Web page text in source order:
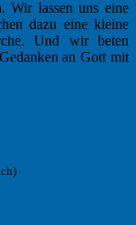
Wir lassen uns eine
dazu eine kleine
Und wir beten
an Gott mit